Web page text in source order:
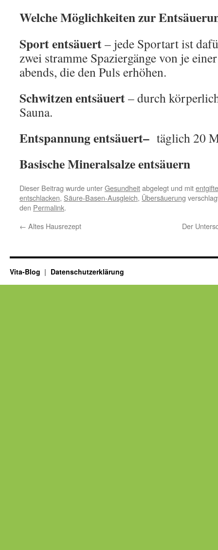
Welche Möglichkeiten zur
Sport entsäuert– jede Sportart ist
zwei stramme Spaziergänge von je
abends, die den Puls erhöhen.
Schwitzen entsäuert– durch
Sauna.
Entspannung entsäuert– täglich 20
Basische Mineralsalze entsäuern
Dieser Beitrag wurde unterGesundheitabgelegt und mit
entschlacken, Säure-Basen-Ausgleich, Übersäuerung
den Permalink.
← Altes Hausrezept Der
Vita-Blog Datenschutzerklärung